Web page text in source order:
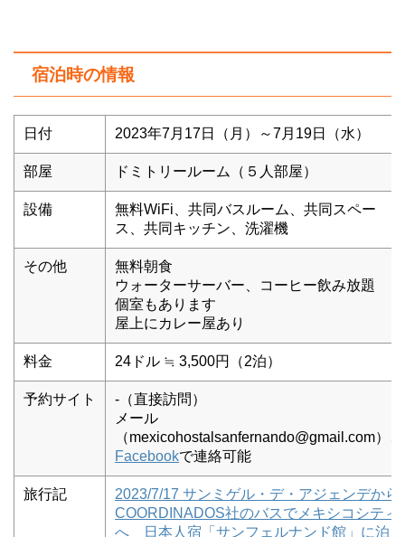
宿泊時の情報
日付 2023年7月17日（月）～7月19日（水）
部屋 ドミトリールーム（５人部屋）
設備
無料WiFi、共同バスルーム、共同スペー
ス、共同キッチン、洗濯機
その他
無料朝食
ウォーターサーバー、コーヒー飲み放題
個室もあります
屋上にカレー屋あり
料金 24ドル ≒ 3,500円（2泊）
予約サイト
-（直接訪問）
メール
（mexicohostalsanfernando@gmail.com）、
Facebookで連絡可能
旅行記
2023/7/17 サンミゲル・デ・アジェンデから
COORDINADOS社のバスでメキシコシティ
へ 日本人宿「サンフェルナンド館」に泊ま